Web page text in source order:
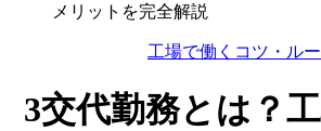
メリットを完全解説
工場で働くコツ・ル
3交代勤務とは？